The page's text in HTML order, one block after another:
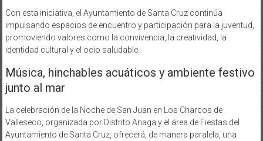
Con esta iniciativa, el Ayuntamiento de Santa Cruz continúa
impulsando espacios de encuentro y participación para la juventud,
promoviendo valores como la convivencia, la creatividad, la
identidad cultural y el ocio saludable.
Música, hinchables acuáticos y ambiente festivo
junto al mar
La celebración de la Noche de San Juan en Los Charcos de
Valleseco, organizada por Distrito Anaga y el área de Fiestas del
Ayuntamiento de Santa Cruz, ofrecerá, de manera paralela, una